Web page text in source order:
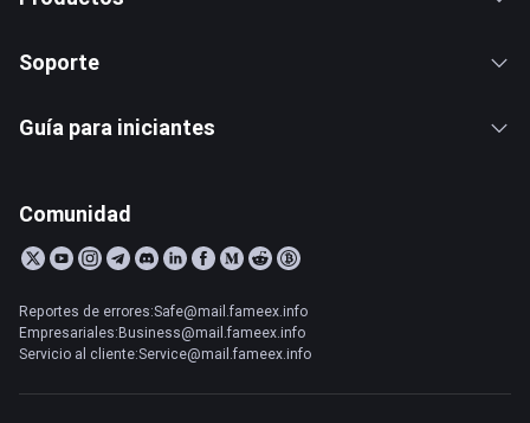
Soporte
Guía para iniciantes
Comunidad
Reportes de errores:Safe@mail.fameex.info
Empresariales:Business@mail.fameex.info
Servicio al cliente:Service@mail.fameex.info